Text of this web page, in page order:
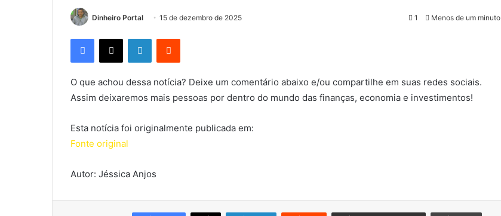
Dinheiro Portal 15 de dezembro de 2025 1 Menos de um minuto
Facebook
X LinkedinReddit
O que achou dessa notícia? Deixe um comentário abaixo e/ou compartilhe em suas redes sociais.
Assim deixaremos mais pessoas por dentro do mundo das finanças, economia e investimentos!
Esta notícia foi originalmente publicada em:
Fonte original
Autor: Jéssica Anjos